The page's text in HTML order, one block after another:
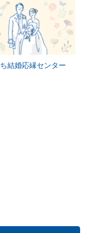
結婚応縁センター